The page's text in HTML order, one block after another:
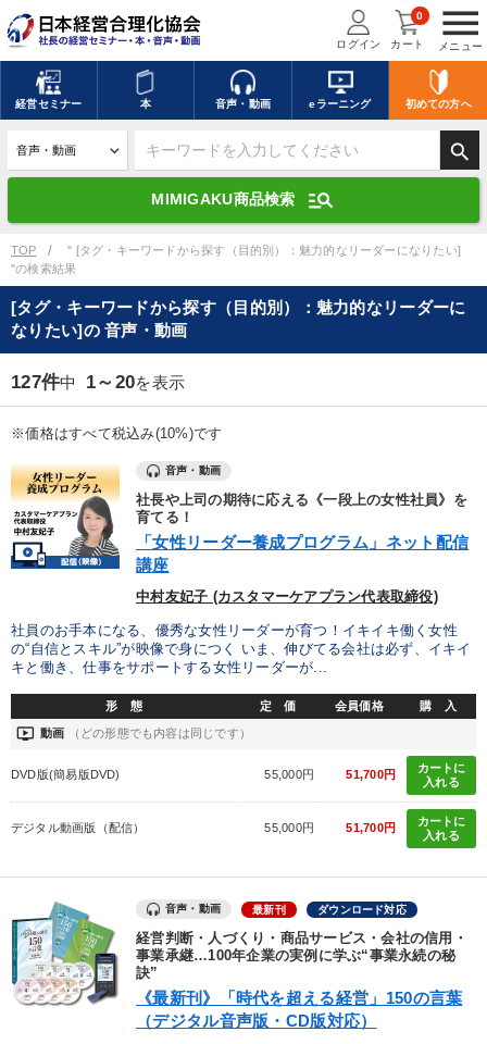
menu
メニュー
ログイン カート
0
経営セミナー 本 音声・動画 eラーニング 初めての方へ
search
MIMIGAKU商品検索 manage_search
キーワードを入力して探す
デジタル版対応のみ検索結果に表示する
search 上記の条件で検索
mic 講演収録物を探す
ます
カテゴリー
優秀各社の智恵と戦略 事業家のロマンと経営
若手異才経営者の発想 専門家のアドバイス
リーダーの器量を学ぶ
テーマ
【5月】音声・映像 後継社長・アトツギ マーケティング
組織と人を動かすマネジメント力を磨く 経営戦略・経営実務
業種
製造業 卸売・小売・飲食業 建設・不動産業
IT・サービス・金融業 コンサルタント 専門家
TOP
" [タグ・キーワードから探す（目的別）：魅力的なリーダーになりたい]
"の検索結果
[タグ・キーワードから探す（目的別）：魅力的なリーダーに
なりたい]の 音声・動画
127件中 1～20を表示
※価格はすべて税込み(10%)です
音声・動画
社長や上司の期待に応える《一段上の女性社員》を
育てる！
「女性リーダー養成プログラム」ネット配信
講座
中村友妃子 (カスタマーケアプラン代表取締役)
社員のお手本になる、優秀な女性リーダーが育つ！イキイキ働く女性
の“自信とスキル”が映像で身につく いま、伸びてる会社は必ず、イキイ
キと働き、仕事をサポートする女性リーダーが...
形 態 定 価 会員価格 購 入
ondemand_video 動画 （どの形態でも内容は同じです）
DVD版(簡易版DVD) 55,000円 51,700円
カートに
入れる
デジタル動画版（配信） 55,000円 51,700円
カートに
入れる
音声・動画 最新刊 ダウンロード対応
経営判断・人づくり・商品サービス・会社の信用・
事業承継…100年企業の実例に学ぶ“事業永続の秘
訣”
《最新刊》「時代を超える経営」150の言葉
（デジタル音声版・CD版対応）